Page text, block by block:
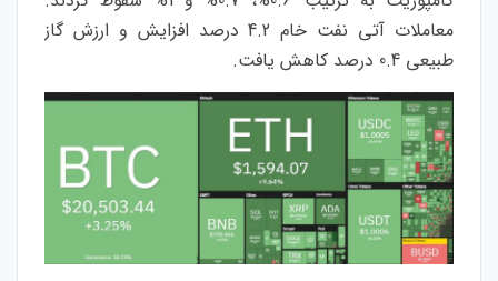
معاملات آتی نفت خام 4.2 درصد افزایش و ارزش گاز
طبیعی 0.4 درصد کاهش یافت.